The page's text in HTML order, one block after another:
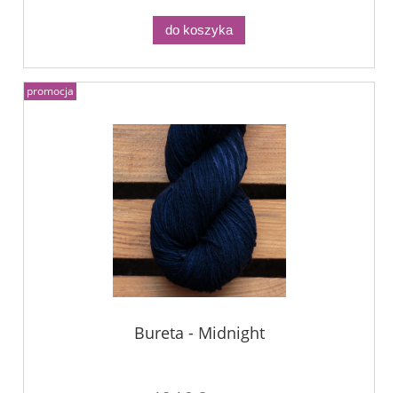
do koszyka
Bureta - Midnight
promocja